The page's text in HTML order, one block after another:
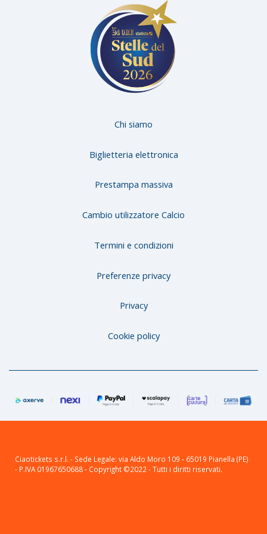
ook
ram
Chi siamo
Biglietteria elettronica
Prestampa massiva
Cambio utilizzatore Calcio
Termini e condizioni
Preferenze privacy
Privacy
Cookie policy
Ciaotickets s.r.l. - Sede Legale: via Aldo Moro 109 - 65019 Pianella (PE)
- P.IVA 01967650688 - Copyright ©2022 - Tutti i diritti riservati.